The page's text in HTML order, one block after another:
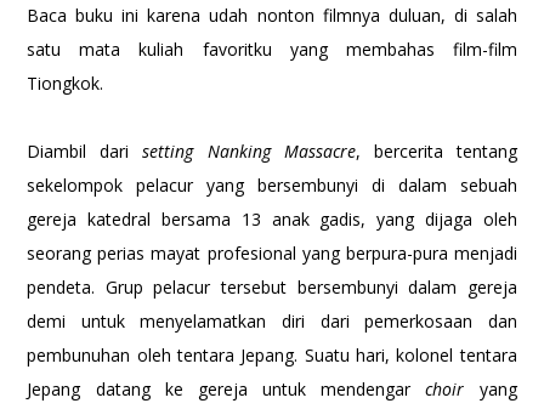
Baca buku ini karena udah nonton filmnya duluan, di salah
satu mata kuliah favoritku yang membahas film-film
Tiongkok.
Diambil darisetting Nanking Massacre, bercerita tentang
sekelompokpelacur yang bersembunyi di dalam sebuah
gereja katedral bersama 13 anak gadis, yang dijaga oleh
seorang perias mayat profesional yang berpura-pura menjadi
pendeta. Grup pelacur tersebut bersembunyi dalam gereja
demi untuk menyelamatkan diri dari pemerkosaan dan
pembunuhan oleh tentara Jepang. Suatu hari, kolonel tentara
Jepang datang ke gereja untuk mendengarchoir yang